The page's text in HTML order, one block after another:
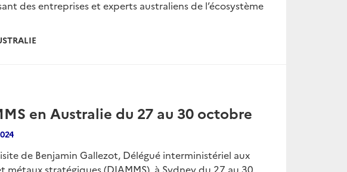
des entreprises et experts australiens de l’écosystème
en Australie du 27 au 30 octobre
de Benjamin Gallezot, Délégué interministériel aux
métaux stratégiques (DIAMMS), à Sydney du 27 au 30